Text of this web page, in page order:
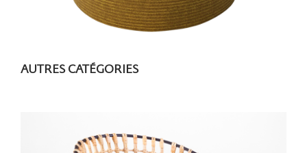
AUTRES CATÉGORIES